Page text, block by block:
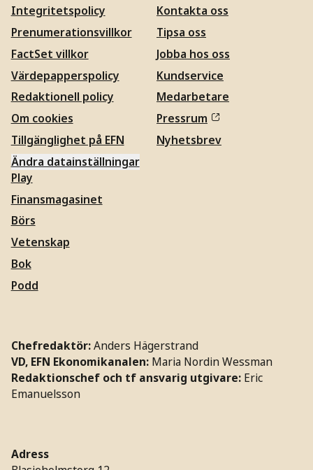
Integritetspolicy
Prenumerationsvillkor
FactSet villkor
Värdepapperspolicy
Redaktionell policy
Om cookies
Tillgänglighet på EFN
Ändra datainställningar
Kontakta oss
Tipsa oss
Jobba hos oss
Kundservice
Medarbetare
Pressrum
Nyhetsbrev
Play
Finansmagasinet
Börs
Vetenskap
Bok
Podd
Chefredaktör:Anders Hägerstrand
VD, EFN Ekonomikanalen: Maria Nordin Wessman
Redaktionschef och tf ansvarig utgivare: Eric
Emanuelsson
Adress